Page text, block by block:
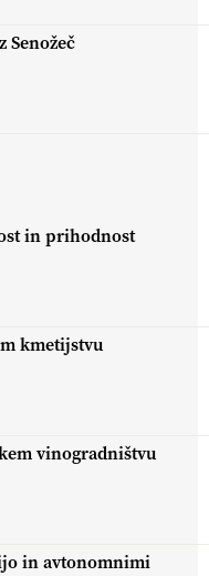
Senožeč
in prihodnost
kmetijstvu
vinogradništvu
in avtonomnimi